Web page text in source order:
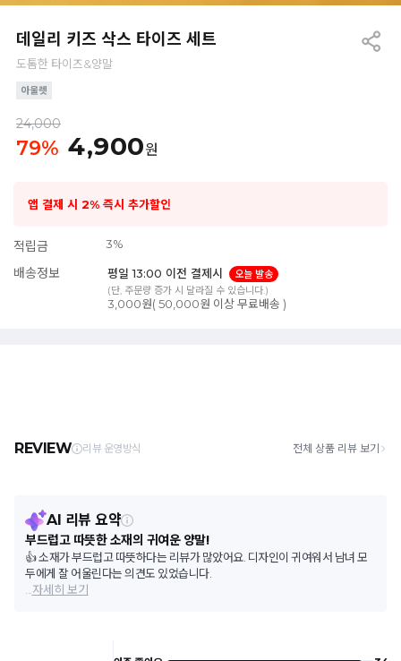
데일리 키즈 삭스 타이즈 세트
도톰한 타이즈&양말
24,000
79% 4,900원
앱 결제 시 2% 즉시 추가할인
적립금 3%
배송정보 평일 13:00 이전 결제시
오늘 발송
(단, 주문량 증가 시 달라질 수 있습니다.)
3,000원( 50,000원 이상 무료배송 )